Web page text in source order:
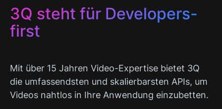
3Q steht für Developers-
first
Mit über 15 Jahren Video-Expertise bietet 3Q
die umfassendsten und skalierbarsten APIs, um
Videos nahtlos in Ihre Anwendung einzubetten.